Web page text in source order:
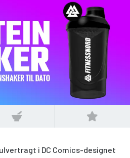
i DC Comics-designet